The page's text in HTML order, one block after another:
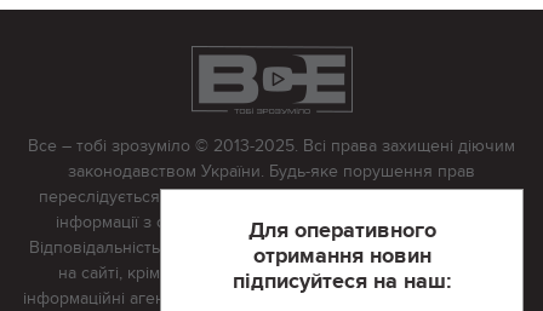
Для оперативного
отримання новин
підписуйтеся на наш:
Все – тобі зрозуміло © 2013-2025. Всі права захищені діючим
законодавством України. Будь-яке порушення прав
переслідується в судовому порядку. Будь-яке відтворення
інформації з сайту тільки з письмово дозволу редакції.
Відповідальність за достовірність усіх матеріалів, розміщених
на сайті, крім матеріалів, які містять посилання на інші
інформаційні агентства або інтернет-видання, несе редакційна